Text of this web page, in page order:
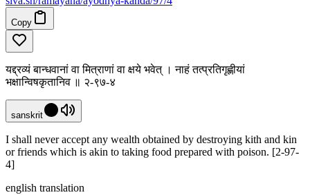
Copy
यद्द्रव्यं बान्धवानां वा मित्राणां वा क्षये भवेत् । नाहं तत्प्रतिगृह्णीयां
भक्षान्विषकृतानिव ॥ २-९७-४
sanskrit
I shall never accept any wealth obtained by destroying kith and kin
or friends which is akin to taking food prepared with poison. [2-97-
4]
english translation